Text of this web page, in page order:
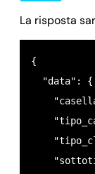
La risposta
{
  "data": {